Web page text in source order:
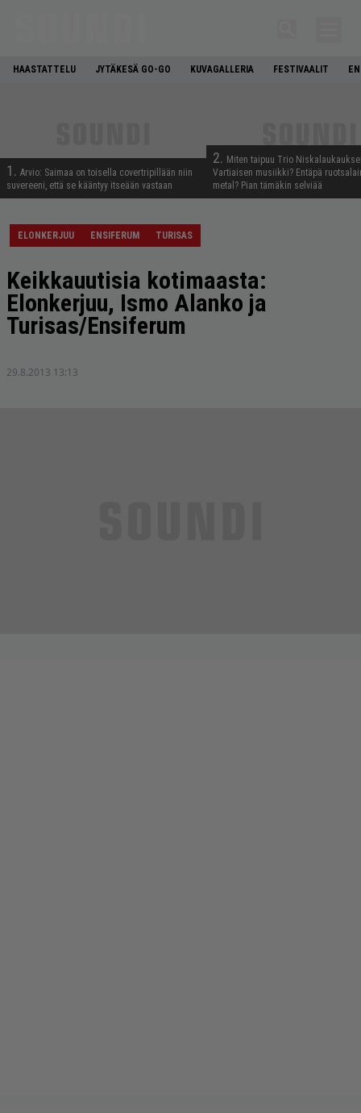
HAASTATTELU JYTÄKESÄ GO-GO KUVAGALLERIA FESTIVAALIT
1. Arvio: Saimaa on toisella covertripillään niin
suvereeni, että se kääntyy itseään vastaan
2. Miten taipuu Trio
Vartiaisen musiikki? Entäpä
metal? Pian tämäkin selviää
ELONKERJUU ENSIFERUM TURISAS
Keikkauutisia kotimaasta:
Elonkerjuu, Ismo Alanko ja
Turisas/Ensiferum
29.8.2013 13:13